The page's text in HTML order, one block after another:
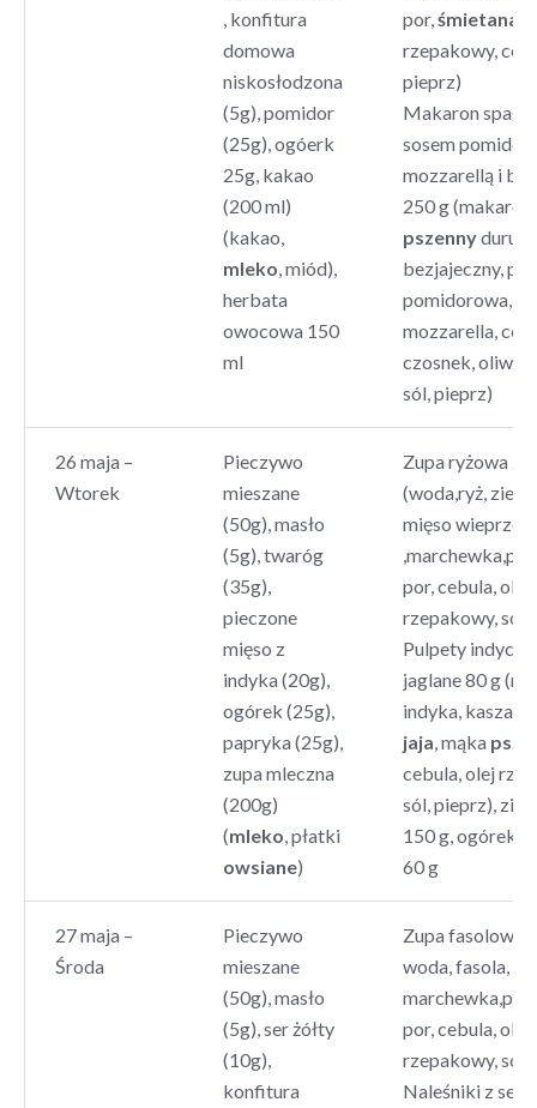
, konfitura
domowa
niskosłodzona
(5g), pomidor
(25g), ogóerk
25g, kakao
(200 ml)
(kakao,
mleko, miód),
herbata
owocowa 150
ml
por,śmietana
rzepakowy,
pieprz)
Makaron
sosem
mozzarellą i
250 g (makaron
pszennydurum
bezjajeczny,
pomidorowa,
mozzarella,
czosnek, oliwa,
sól, pieprz)
26 maja –
Wtorek
Pieczywo
mieszane
(50g), masło
(5g), twaróg
(35g),
pieczone
mięso z
indyka (20g),
ogórek (25g),
papryka (25g),
zupa mleczna
(200g)
(mleko, płatki
owsiane)
Zupa ryżowa
(woda,ryż,
mięso
por, cebula, olej
rzepakowy, sól,
Pulpety
jaglane 80 g
indyka, kasza
jaja, mąka
cebula, olej
sól, pieprz),
150 g, ogórek
60 g
27 maja –
Środa
Pieczywo
mieszane
(50g), masło
(5g), ser żółty
(10g),
konfitura
Zupa fasolowa
woda, fasola,
por, cebula, olej
rzepakowy, sól,
Naleśniki z